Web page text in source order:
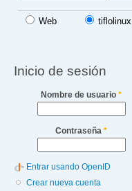
Web tiflolinux
Inicio de sesión
Nombre de usuario *
Contraseña *
Entrar usando OpenID
Crear nueva cuenta